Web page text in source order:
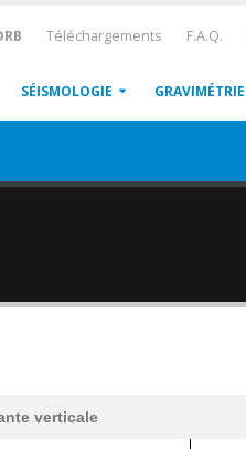
Téléchargements F.A.Q.
SÉISMOLOGIE GRAVIMÉTRIE
verticale